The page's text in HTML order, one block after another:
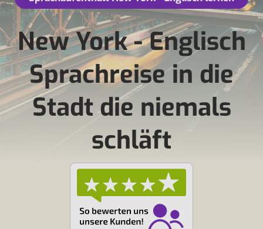
New York - Englisch
Sprachreise in die
Stadt die niemals
schläft